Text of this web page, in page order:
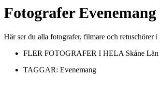
FotograferEvenemang
Här ser du alla fotografer, filmare och retuschörer
FLER FOTOGRAFER I HELA Skåne Län
TAGGAR: Evenemang